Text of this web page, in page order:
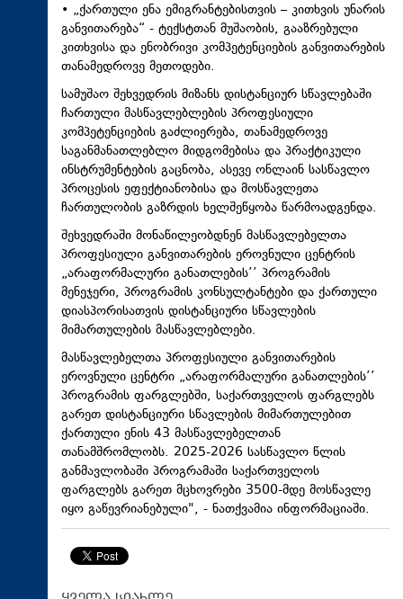
• „ქართული ენა ემიგრანტებისთვის – კითხვის უნარის
განვითარება“ - ტექსტთან მუშაობის, გააზრებული
კითხვისა და ენობრივი კომპეტენციების განვითარების
თანამედროვე მეთოდები.
სამუშაო შეხვედრის მიზანს დისტანციურ სწავლებაში
ჩართული მასწავლებლების პროფესიული
კომპეტენციების გაძლიერება, თანამედროვე
საგანმანათლებლო მიდგომებისა და პრაქტიკული
ინსტრუმენტების გაცნობა, ასევე ონლაინ სასწავლო
პროცესის ეფექტიანობისა და მოსწავლეთა
ჩართულობის გაზრდის ხელშეწყობა წარმოადგენდა.
შეხვედრაში მონაწილეობდნენ მასწავლებელთა
პროფესიული განვითარების ეროვნული ცენტრის
„არაფორმალური განათლების’’ პროგრამის
მენეჯერი, პროგრამის კონსულტანტები და ქართული
დიასპორისათვის დისტანციური სწავლების
მიმართულების მასწავლებლები.
მასწავლებელთა პროფესიული განვითარების
ეროვნული ცენტრი „არაფორმალური განათლების’’
პროგრამის ფარგლებში, საქართველოს ფარგლებს
გარეთ დისტანციური სწავლების მიმართულებით
ქართული ენის 43 მასწავლებელთან
თანამშრომლობს. 2025-2026 სასწავლო წლის
განმავლობაში პროგრამაში საქართველოს
ფარგლებს გარეთ მცხოვრები 3500-მდე მოსწავლე
იყო გაწევრიანებული", - ნათქვამია ინფორმაციაში.